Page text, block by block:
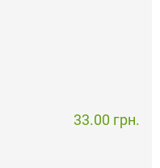
33.00 грн.